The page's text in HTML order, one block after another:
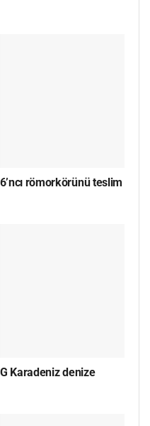
römorkörünü teslim
Karadeniz denize